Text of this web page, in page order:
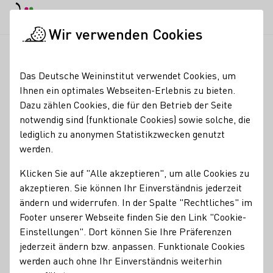
Herbstausschank
04.09.26 - 05.09.26 11:00 - 18:00 Uhr
Nachfolgende Termine:
14.09.26 - 19.09.2611:00 - 18:00 Uhr
28.09.26 - 03.10.2611:00 - 18:00 Uhr
05.10.26 - 10.10.2611:00 - 18:00 Uhr
04.09. - 10.10.2026 | Montag bis Samstag: 11-18 Uhr
Straußwirtschaft in unserem Winzerhof und der Vinothek.
Wir verwenden Cookies
Das Deutsche Weininstitut verwendet Cookies, um
Ihnen ein optimales Webseiten-Erlebnis zu bieten.
Dazu zählen Cookies, die für den Betrieb der Seite
notwendig sind (funktionale Cookies) sowie solche, die
lediglich zu anonymen Statistikzwecken genutzt
werden.
Klicken Sie auf "Alle akzeptieren", um alle Cookies zu
akzeptieren. Sie können Ihr Einverständnis jederzeit
ändern und widerrufen. In der Spalte "Rechtliches" im
Footer unserer Webseite finden Sie den Link "Cookie-
Einstellungen". Dort können Sie Ihre Präferenzen
jederzeit ändern bzw. anpassen. Funktionale Cookies
werden auch ohne Ihr Einverständnis weiterhin